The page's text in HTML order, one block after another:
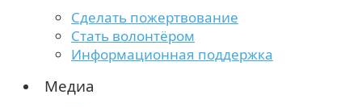
Сделать пожертвование
Стать волонтёром
Информационная поддержка
Медиа